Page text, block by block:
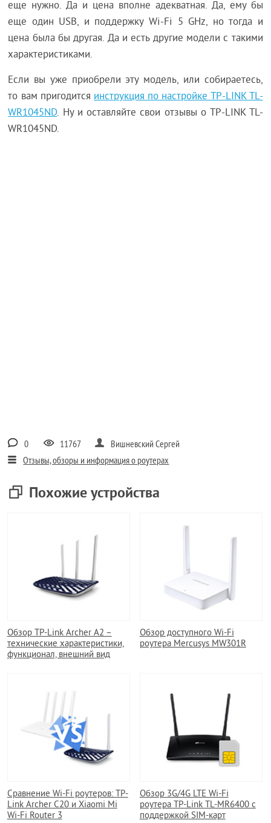
еще нужно. Да и цена вполне адекватная. Да, ему бы
еще один USB, и поддержку Wi-Fi 5 GHz, но тогда и
цена была бы другая. Да и есть другие модели с такими
характеристиками.
Если вы уже приобрели эту модель, или собираетесь,
то вам пригодится инструкция по настройке TP-LINK TL-
WR1045ND. Ну и оставляйте свои отзывы о TP-LINK TL-
WR1045ND.
0 11767
Вишневский Сергей
Отзывы, обзоры и информация о роутерах
Похожие устройства
Обзор TP-Link Archer A2 –
технические характеристики,
функционал, внешний вид
Обзор доступного Wi-Fi
роутера Mercusys MW301R
Сравнение Wi-Fi роутеров: TP-
Link Archer C20 и Xiaomi Mi
Wi-Fi Router 3
Обзор 3G/4G LTE Wi-Fi
роутера TP-Link TL-MR6400 с
поддержкой SIM-карт